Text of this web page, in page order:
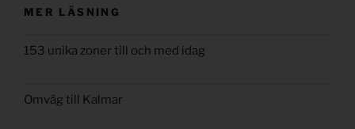
MER LÄSNING
153 unika zoner till och med idag
Omväg till Kalmar